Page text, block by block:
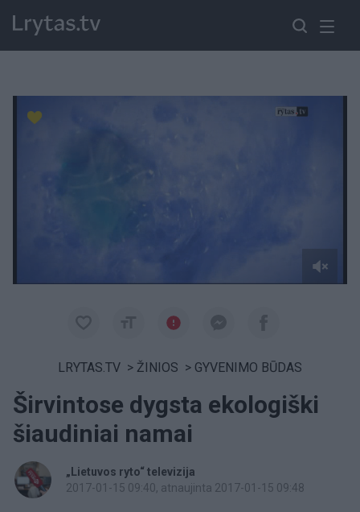
LRYTAS.TV > ŽINIOS > GYVENIMO BŪDAS
Širvintose dygsta ekologiški
šiaudiniai namai
„Lietuvos ryto“ televizija
2017-01-15 09:40, atnaujinta 2017-01-15 09:48